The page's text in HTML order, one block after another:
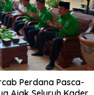
Perdana Pasca-